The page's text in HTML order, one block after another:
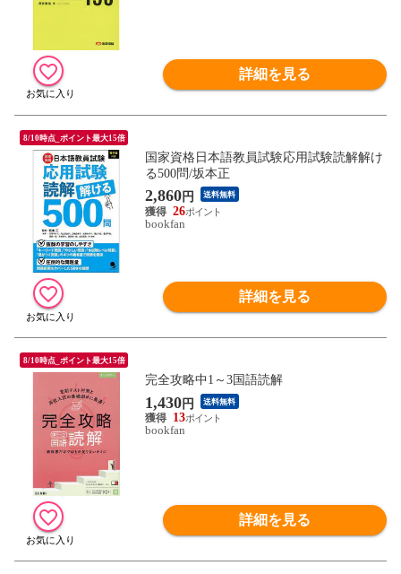
詳細を見る
8/10時点_ポイント最大15倍
国家資格日本語教員試験応用試験読解解け
る500問/坂本正
2,860円 送料無料
26
bookfan
詳細を見る
8/10時点_ポイント最大15倍
完全攻略中1～3国語読解
1,430円 送料無料
13
bookfan
詳細を見る